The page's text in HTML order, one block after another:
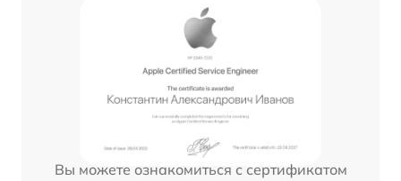
Вы можете ознакомиться с сертификатом